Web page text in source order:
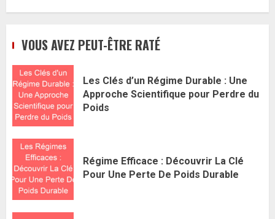
VOUS AVEZ PEUT-ÊTRE RATÉ
Les Clés d’un Régime Durable : Une
Approche Scientifique pour Perdre du
Poids
Régime Efficace : Découvrir La Clé
Pour Une Perte De Poids Durable